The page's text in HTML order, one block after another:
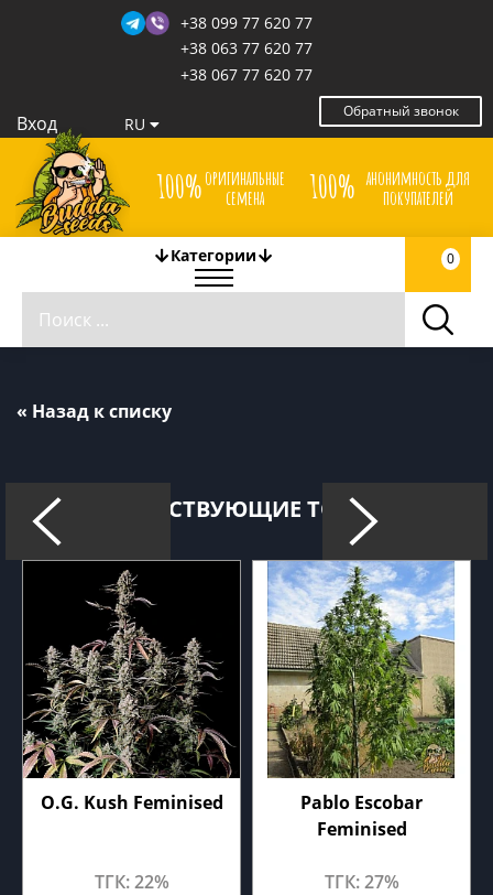
+38 099 77 620 77
+38 063 77 620 77
+38 067 77 620 77
Обратный звонок
Вход RU
100%оригинальные
семена
100% анонимность для
покупателей
Категории 0
« Назад к списку
СОПУТСТВУЮЩИЕ ТОВАРЫ
O.G. Kush Feminised
ТГК: 22%
Pablo Escobar
Feminised
ТГК: 27%